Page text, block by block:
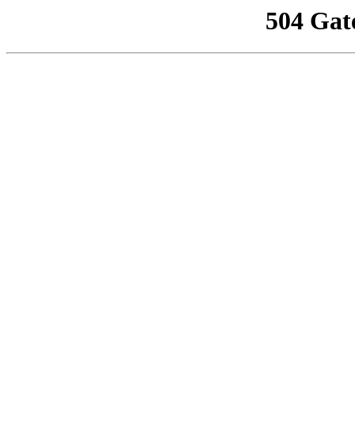
504